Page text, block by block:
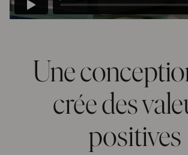
Une
crée des
positives